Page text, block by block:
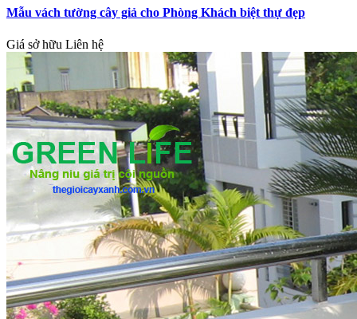
Mẫu vách tường cây giả cho Phòng Khách biệt thự đẹp
Giá sở hữu Liên hệ